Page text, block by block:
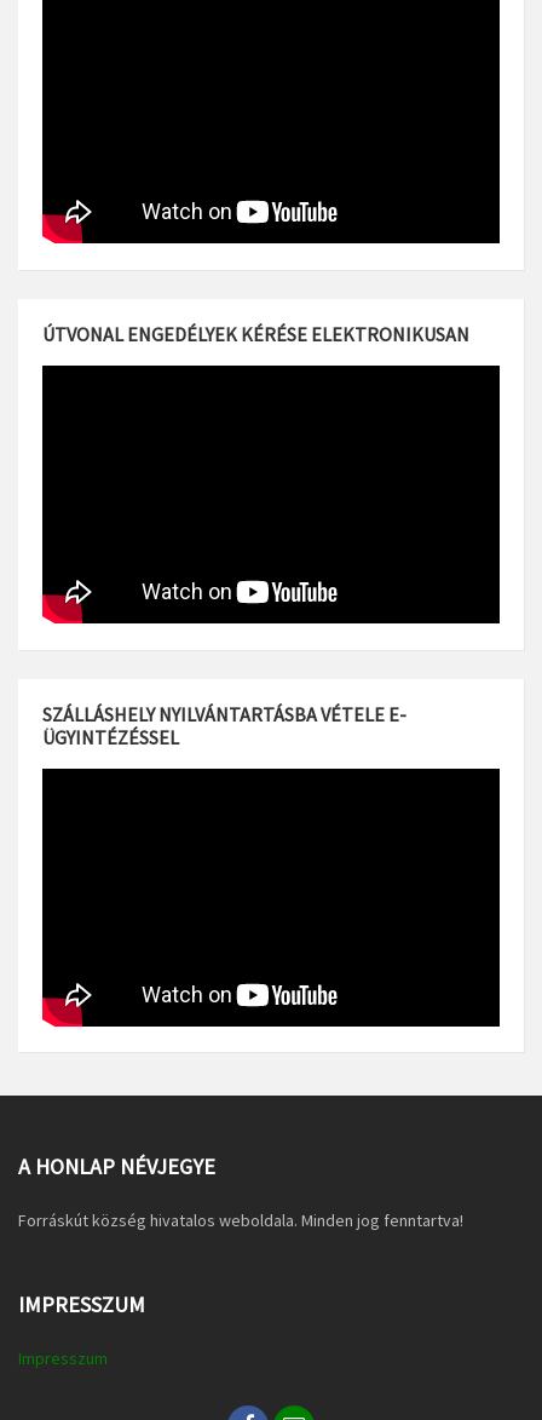
ÚTVONAL ENGEDÉLYEK KÉRÉSE ELEKTRONIKUSAN
SZÁLLÁSHELY NYILVÁNTARTÁSBA VÉTELE E-
ÜGYINTÉZÉSSEL
A HONLAP NÉVJEGYE
Forráskút község hivatalos weboldala. Minden jog fenntartva!
IMPRESSZUM
Impresszum